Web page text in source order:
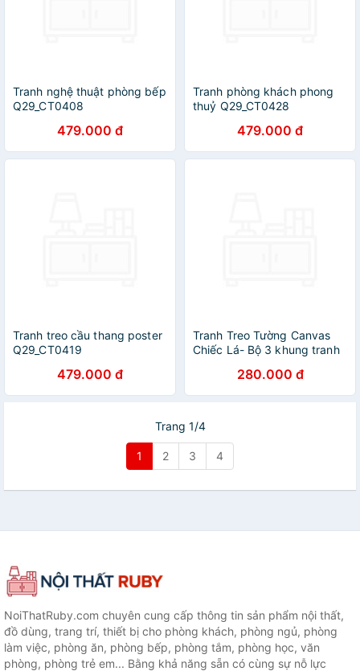
Tranh nghệ thuật phòng bếp
Q29_CT0408
479.000 đ
Tranh phòng khách phong
thuỷ Q29_CT0428
479.000 đ
Tranh treo cầu thang poster
Q29_CT0419
479.000 đ
Tranh Treo Tường Canvas
Chiếc Lá- Bộ 3 khung tranh
phòng ăn CV01
280.000 đ
Trang 1/4
1 2 3 4
NoiThatRuby.com chuyên cung cấp thông tin sản phẩm nội thất,
đồ dùng, trang trí, thiết bị cho phòng khách, phòng ngủ, phòng
làm việc, phòng ăn, phòng bếp, phòng tắm, phòng học, văn
phòng, phòng trẻ em... Bằng khả năng sẵn có cùng sự nỗ lực